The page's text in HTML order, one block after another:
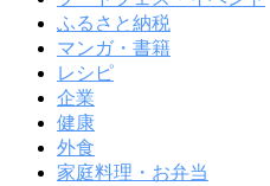
ふるさと納税
マンガ・書籍
レシピ
企業
健康
外食
家庭料理・お弁当